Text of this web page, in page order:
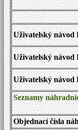
Uživatelský návod
Uživatelský návod
Uživatelský návod
Seznamy
Objednací čísla